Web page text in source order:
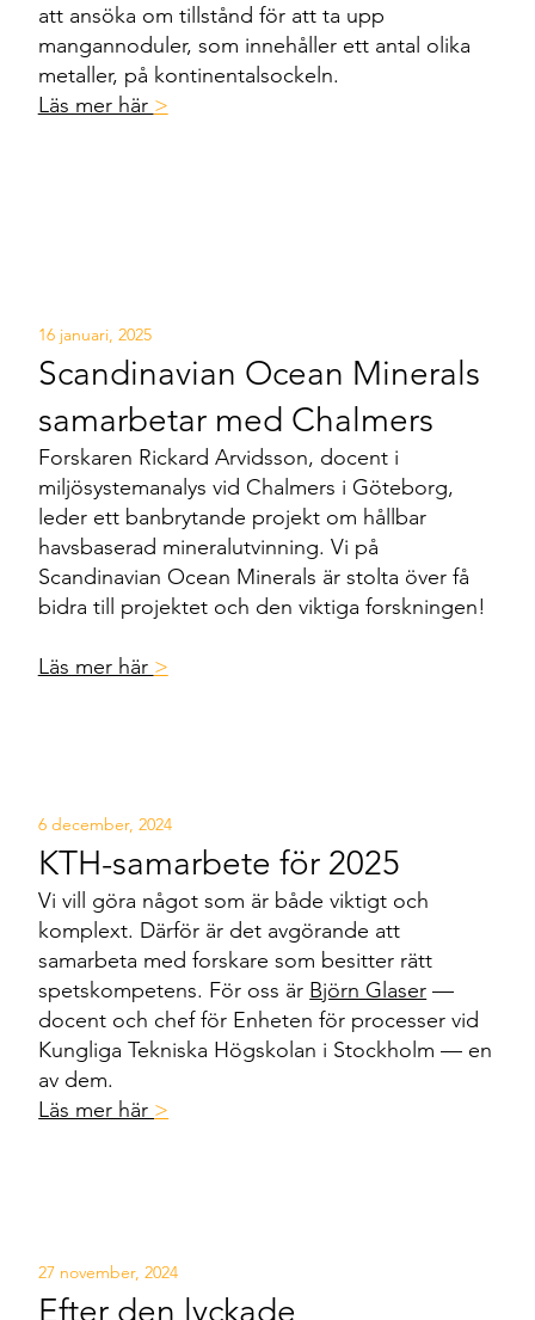
27 november, 2024
Efter den lyckade
6 december, 2024
KTH-samarbete för 2025
Vi vill göra något som är både viktigt och
komplext. Därför är det avgörande att
samarbeta med forskare som besitter rätt
spetskompetens. För oss är Björn Glaser —
docent och chef för Enheten för processer vid
Kungliga Tekniska Högskolan i Stockholm — en
av dem.
Läs mer här >
16 januari, 2025
Scandinavian Ocean Minerals
samarbetar med Chalmers
Forskaren Rickard Arvidsson, docent i
miljösystemanalys vid Chalmers i Göteborg,
leder ett banbrytande projekt om hållbar
havsbaserad mineralutvinning. Vi på
Scandinavian Ocean Minerals är stolta över få
bidra till projektet och den viktiga forskningen!
Läs mer här >
att ansöka om tillstånd för att ta upp
mangannoduler, som innehåller ett antal olika
metaller, på kontinentalsockeln.
Läs mer här >